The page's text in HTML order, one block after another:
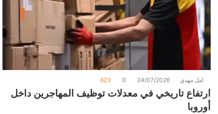
امل مهدي 24/07/2026
0
623
ارتفاع تاريخي في معدلات توظيف المهاجرين داخل
أوروبا